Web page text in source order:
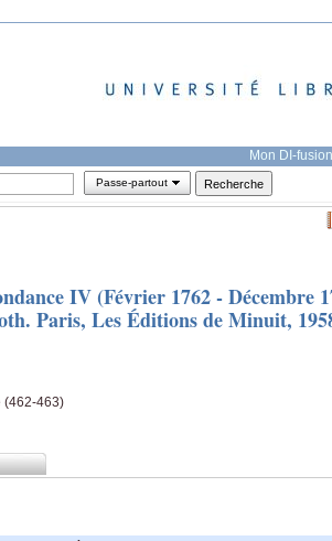
Mon DI-fusion
Passe-partout
IV (Février 1762 - Décembre
Paris, Les Éditions de Minuit,
(462-463)